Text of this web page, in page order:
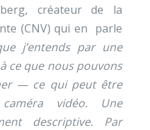
créateur de la
(CNV) qui en parle
j’entends par une
ce que nous pouvons
— ce qui peut être
vidéo. Une
descriptive. Par